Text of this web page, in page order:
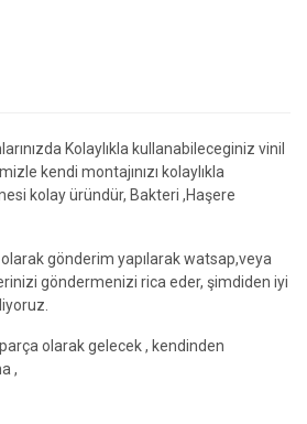
Kolaylıkla kullanabileceginiz vinil
kendi montajınızı kolaylıkla
kolay üründür, Bakteri ,Haşere
gönderim yapılarak watsap,veya
göndermenizi rica eder, şimdiden iyi
olarak gelecek , kendinden
,